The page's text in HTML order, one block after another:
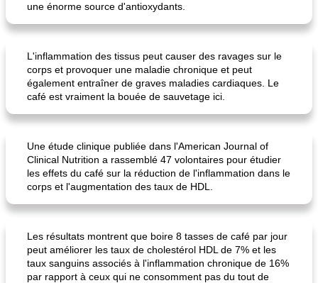
une énorme source d'antioxydants.
L'inflammation des tissus peut causer des ravages sur le
corps et provoquer une maladie chronique et peut
également entraîner de graves maladies cardiaques. Le
café est vraiment la bouée de sauvetage ici.
Une étude clinique publiée dans l'American Journal of
Clinical Nutrition a rassemblé 47 volontaires pour étudier
les effets du café sur la réduction de l'inflammation dans le
corps et l'augmentation des taux de HDL.
Les résultats montrent que boire 8 tasses de café par jour
peut améliorer les taux de cholestérol HDL de 7% et les
taux sanguins associés à l'inflammation chronique de 16%
par rapport à ceux qui ne consomment pas du tout de